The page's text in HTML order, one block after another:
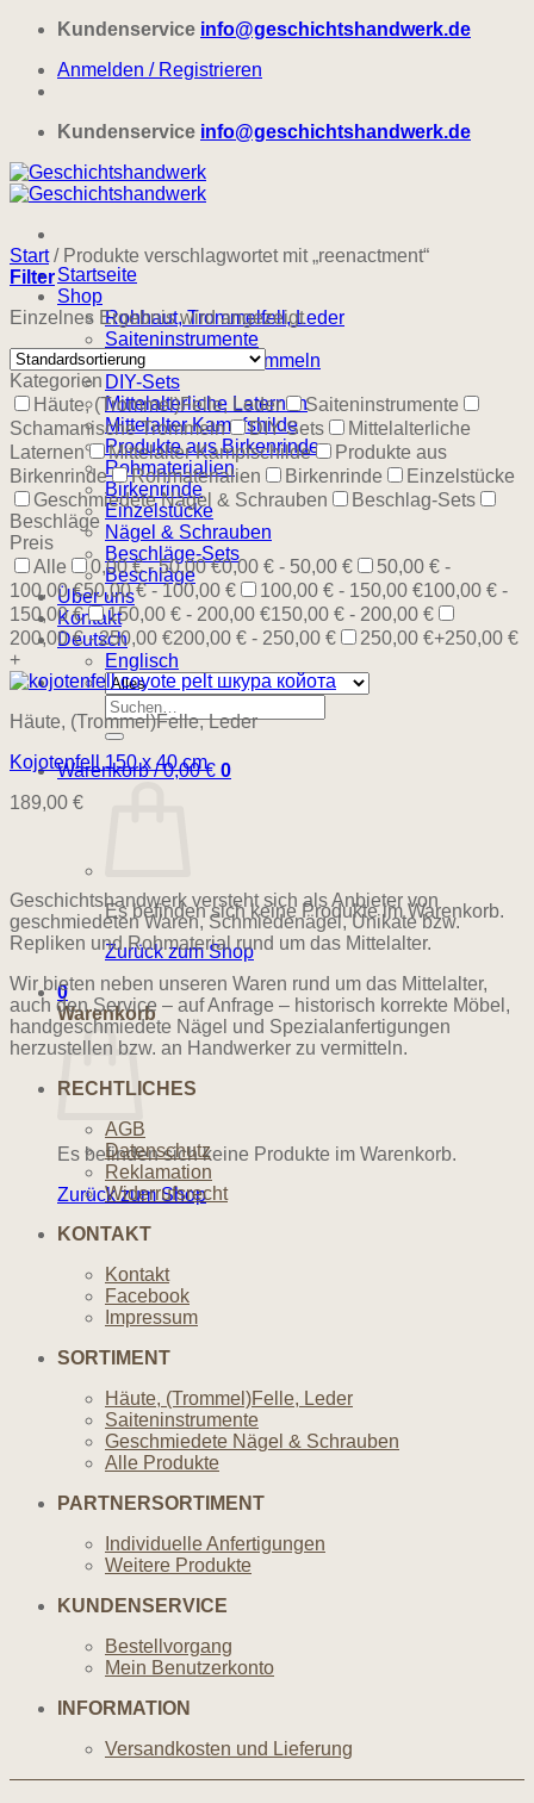
Zum
springen
Kundenservice info@geschichtshandwerk.de
Anmelden / Registrieren
Kundenservice info@geschichtshandwerk.de
Startseite
Shop
Rohhaut, Trommelfell, Leder
Saiteninstrumente
Schamanische Trommeln
DIY-Sets
Mittelalterliche Laternen
Mittelalter Kampfshilde
Produkte aus Birkenrinde
Rohmaterialien
Birkenrinde
Einzelstücke
Nägel & Schrauben
Beschläge-Sets
Beschläge
Über uns
Kontakt
Deutsch
Englisch
Suchen
nach:
Warenkorb /0,00€ 0
Es befinden sich keine Produkte im Warenkorb.
Zurück zum Shop
0
Warenkorb
Es befinden sich keine Produkte im Warenkorb.
Zurück zum Shop
Start /Produkte verschlagwortet mit „reenactment“
Filter
Einzelnes Ergebnis wird angezeigt
Kategorien
Häute, (Trommel)Felle, Leder
Saiteninstrumente
Schamanische Trommeln
DIY-Sets
Mittelalterliche
Laternen
Mittelalter Kampfschilde
Produkte aus
Birkenrinde
Rohmaterialien Birkenrinde
Einzelstücke
Geschmiedete Nägel & Schrauben
Beschlag-Sets
Beschläge
Preis
Alle
0,00 € - 50,00 €0,00 € - 50,00 €
50,00 € -
100,00 €50,00 € - 100,00 € 100,00 € - 150,00 €100,00 € -
150,00 €
150,00 € - 200,00 €150,00 € - 200,00 €
200,00 € - 250,00 €200,00 € - 250,00 € 250,00 €+250,00 €
+
Häute, (Trommel)Felle, Leder
Kojotenfell 150 x 40 cm
189,00 €
Geschichtshandwerk versteht sich als Anbieter von
geschmiedeten Waren, Schmiedenägel, Unikate bzw.
Repliken und Rohmaterial rund um das Mittelalter.
Wir bieten neben unseren Waren rund um das Mittelalter,
auch den Service – auf Anfrage – historisch korrekte Möbel,
handgeschmiedete Nägel und Spezialanfertigungen
herzustellen bzw. an Handwerker zu vermitteln.
RECHTLICHES
AGB
Datenschutz
Reklamation
Widerrufsrecht
KONTAKT
Kontakt
Facebook
Impressum
SORTIMENT
Häute, (Trommel)Felle, Leder
Saiteninstrumente
Geschmiedete Nägel & Schrauben
Alle Produkte
PARTNERSORTIMENT
Individuelle Anfertigungen
Weitere Produkte
KUNDENSERVICE
Bestellvorgang
Mein Benutzerkonto
INFORMATION
Versandkosten und Lieferung